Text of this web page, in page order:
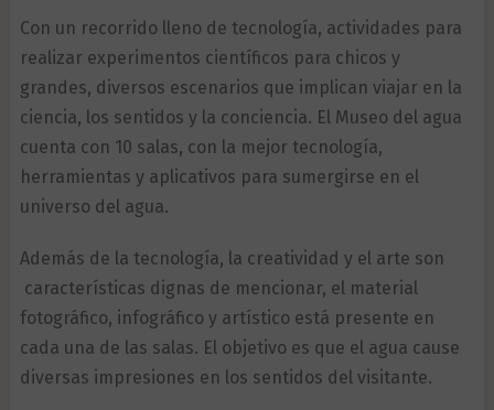
Con un recorrido lleno de tecnología, actividades para
realizar experimentos científicos para chicos y
grandes, diversos escenarios que implican viajar en la
ciencia, los sentidos y la conciencia. El Museo del agua
cuenta con 10 salas, con la mejor tecnología,
herramientas y aplicativos para sumergirse en el
universo del agua.
Además de la tecnología, la creatividad y el arte son
características dignas de mencionar, el material
fotográfico, infográfico y artístico está presente en
cada una de las salas. El objetivo es que el agua cause
diversas impresiones en los sentidos del visitante.